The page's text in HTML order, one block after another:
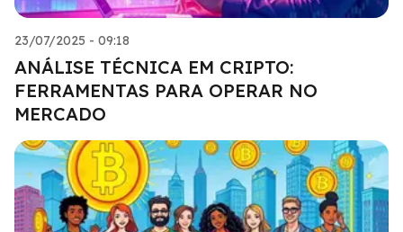
23/07/2025 - 09:18
ANÁLISE TÉCNICA EM CRIPTO:
FERRAMENTAS PARA OPERAR NO
MERCADO